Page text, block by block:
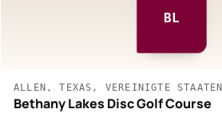
BL
ALLEN, TEXAS, VEREINIGTE STAATEN
Bethany Lakes Disc Golf Course